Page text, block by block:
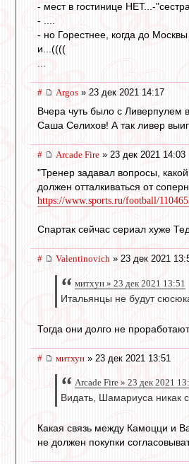
- мест в гостинице НЕТ...-
- ....
- но Горестнее, когда до
и...((((
# Argos » 23 дек 2021 14:17
Вчера чуть было с Ливерпулем
Саша Селихов! А так ливер
# Arcade Fire » 23 дек 2021 14:03
"Тренер задавал вопросы,
должен отталкиваться от
https://www.sports.ru/football/
Спартак сейчас сериал хуже
# Valentinovich » 23 дек 2021
митхун » 23 дек 2021 13:51
Итальянцы не будут
Тогда они долго не проработают
# митхун » 23 дек 2021 13:51
Arcade Fire » 23 дек 2021
Видать, Шамариуса никак
Какая связь между Камоцци и
не должен покупки